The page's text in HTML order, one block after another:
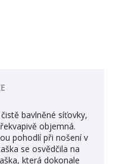
bavlněné síťovky,
objemná.
pohodlí při nošení v
se osvědčila na
která dokonale